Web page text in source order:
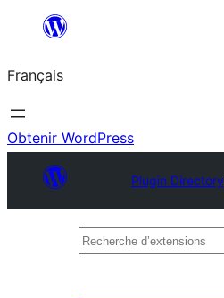
contenu
Français
Obtenir WordPress
Plugin Directory
Recherche